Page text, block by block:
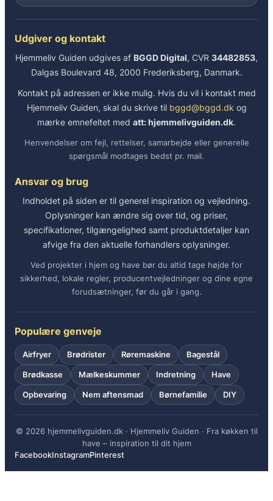
Udgiver og kontakt
Hjemmeliv Guiden udgives af BGGD Digital, CVR 34482853,
Dalgas Boulevard 48, 2000 Frederiksberg, Danmark.
Kontakt på adressen er ikke mulig. Hvis du vil i kontakt med
Hjemmeliv Guiden, skal du skrive til bggd@bggd.dk og
mærke emnefeltet med att: hjemmelivguiden.dk.
Henvendelser om fejl, rettelser, samarbejde eller generelle
spørgsmål modtages bedst pr. mail.
Ansvar og brug
Indholdet på siden er til generel inspiration og vejledning.
Oplysninger kan ændre sig over tid, og priser,
specifikationer, tilgængelighed samt produktdetaljer kan
afvige fra den aktuelle forhandlers oplysninger.
Ved projekter i hjem og have bør du altid tage højde for
sikkerhed, lokale regler, producentvejledninger og dine egne
forudsætninger, før du går i gang.
Populære genveje
Airfryer Brødrister Røremaskine Bagestål
Brødkasse Mælkeskummer Indretning Have
Opbevaring Nem aftensmad Børnefamilie DIY
© 2026 hjemmelivguiden.dk · Hjemmeliv Guiden · Fra køkken til
have – inspiration til dit hjem
FacebookInstagramPinterest